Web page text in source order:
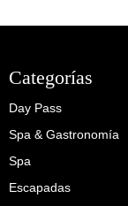
Categorías
Day Pass
Spa & Gastronomía
Spa
Escapadas